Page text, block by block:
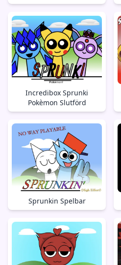
Incredibox Sprunki
Pokèmon Slutförd
Sprunkin Spelbar